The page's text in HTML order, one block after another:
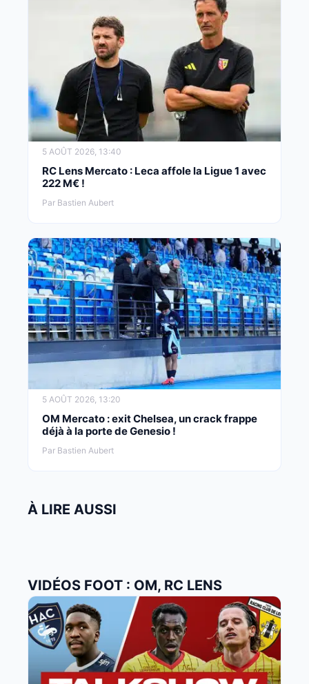
5 AOÛT 2026, 13:40
RC Lens Mercato : Leca affole la Ligue 1 avec
222 M€ !
Par Bastien Aubert
5 AOÛT 2026, 13:20
OM Mercato : exit Chelsea, un crack frappe
déjà à la porte de Genesio !
Par Bastien Aubert
À LIRE AUSSI
VIDÉOS FOOT : OM, RC LENS